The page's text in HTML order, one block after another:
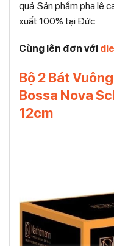
quả. Sản phẩm pha lê
xuất 100% tại Đức.
Cùng lên đơn với
Bộ 2 Bát
Bossa Nova
12cm